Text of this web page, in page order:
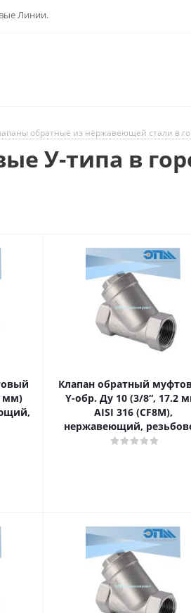
Линии.
обратные из нержавеющей стали в
У-типа в
мм)
Клапан обратный
Y-обр. Ду 10 (3/8“, 17.2
AISI 316 (CF8M),
нержавеющий,